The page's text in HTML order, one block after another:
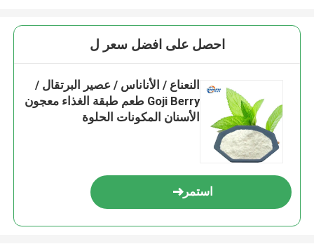
احصل على افضل سعر ل
النعناع / الأناناس / عصير البرتقال /
Goji Berry طعم طبقة الغذاء معجون
الأسنان المكونات الحلوة
استمر